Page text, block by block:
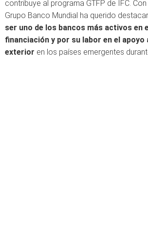
contribuye al programa GTFP de IFC.
Grupo Banco Mundial ha querido
ser uno de los bancos más activos en
financiación y por su labor en el apoyo
exterior en los países emergentes